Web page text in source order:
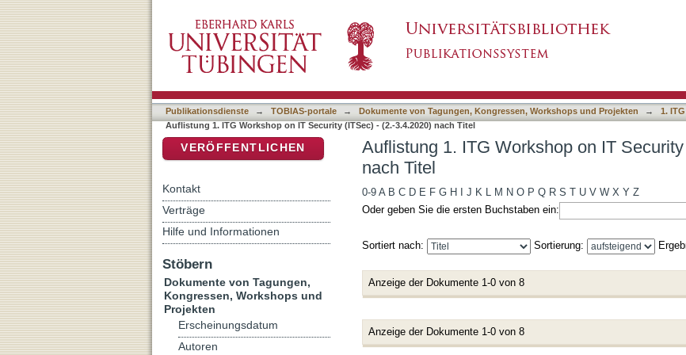
Publikationsdienste → TOBIAS-portale → Dokumente von Tagungen, Kongressen, Workshops und Projekten → 1.
Auflistung 1. ITG Workshop on IT Security (ITSec) - (2.-3.4.2020) nach Titel
Auflistung 1. ITG Workshop on IT
nach Titel
0-9 A B C D E F G H J K L M N O P Q R S T U V W X Y Z
Oder geben Sie die ersten Buchstaben ein:
Sortiert nach: Sortierung:
Anzeige der Dokumente 1-0 von 8
Anzeige der Dokumente 1-0 von 8
VERÖFFENTLICHEN
Kontakt
Verträge
Hilfe und Informationen
Stöbern
Dokumente von Tagungen,
Kongressen, Workshops und
Projekten
Erscheinungsdatum
Autoren